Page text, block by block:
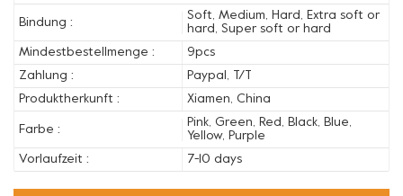
Bindung :
Soft, Medium, Hard, Extra soft or
hard, Super soft or hard
Mindestbestellmenge :
9pcs
Zahlung :
Paypal, T/T
Produktherkunft :
Xiamen, China
Farbe :
Pink, Green, Red, Black, Blue,
Yellow, Purple
Vorlaufzeit :
7-10 days